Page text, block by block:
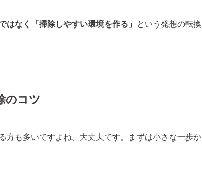
はなく「掃除しやすい環境を作る」
という発想の転換
のコツ
も多いですよね。大丈夫です。まずは小さな一歩か